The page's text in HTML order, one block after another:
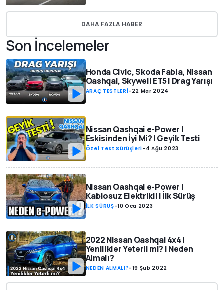
DAHA FAZLA HABER
Son İncelemeler
Honda Civic, Skoda Fabia, Nissan
Qashqai, Skywell ET5 | Drag Yarışı
ARAÇ TESTLERİ- 22 Mar 2024
Nissan Qashqai e-Power |
Eskisinden İyi Mi? | Geyik Testi
Özel Test Sürüşleri- 4 Ağu 2023
Nissan Qashqai e-Power |
Kablosuz Elektrikli | İlk Sürüş
İLK SÜRÜŞ-10 Oca 2023
2022 Nissan Qashqai 4x4 |
Yenilikler Yeterli mi? | Neden
Almalı?
NEDEN ALMALI?-19 Şub 2022